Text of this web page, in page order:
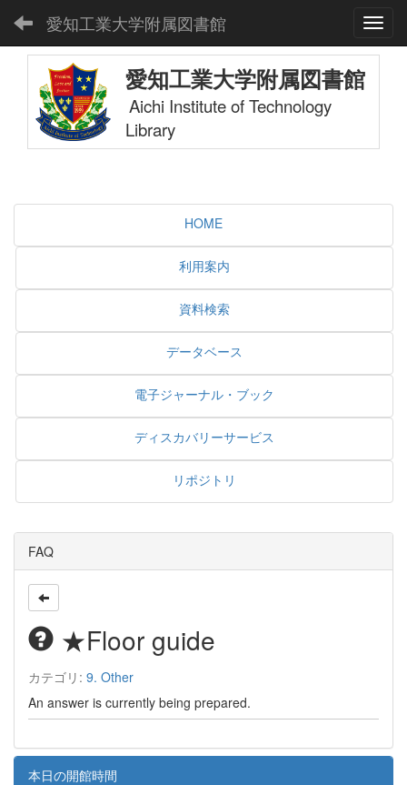
愛知工業大学附属図書館
愛知工業大学附属図書館
Aichi Institute of Technology
Library
HOME
利用案内
資料検索
データベース
電子ジャーナル・ブック
ディスカバリーサービス
リポジトリ
FAQ
★Floor guide
カテゴリ: 9. Other
An answer is currently being prepared.
本日の開館時間